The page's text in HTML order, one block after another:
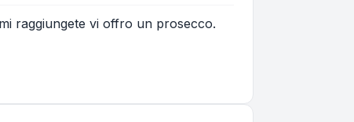
raggiungete vi offro un prosecco.